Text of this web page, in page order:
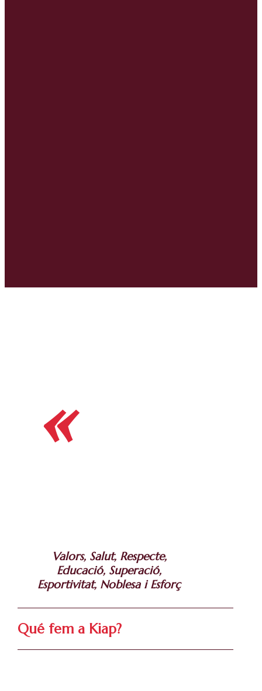
«
Valors, Salut, Respecte,
Educació, Superació,
Esportivitat, Noblesa i Esforç
Qué fem a Kiap?